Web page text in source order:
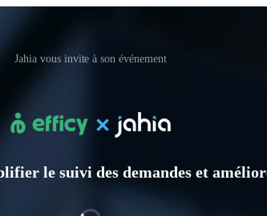
Jahia vous invite à son événement
le suivi des demandes et